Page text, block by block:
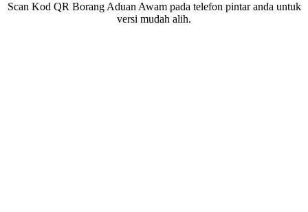
Scan Kod QR Borang Aduan Awam pada telefon pintar anda untuk
versi mudah alih.